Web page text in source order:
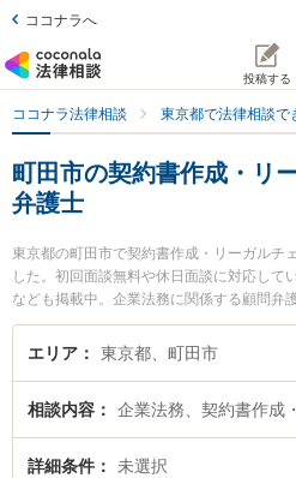
ココナラへ
投稿する
ココナラ法律相談 東京都で法律相談で
町田市の契約書作成・リ
弁護士
東京都の町田市で契約書作成・リーガルチ
した。初回面談無料や休日面談に対応して
なども掲載中。企業法務に関係する顧問弁
ェック、雇用契約書・就業規則作成等の細
利です。特にベリーベスト法律事務所 町田
発生した契約書作成・リーガルチェックの
たい』『契約書作成・リーガルチェックの
護士を検索したい』『初回相談無料で契約
エリア 東京都、町田市
相談内容 企業法務、契約書作成
詳細条件 未選択